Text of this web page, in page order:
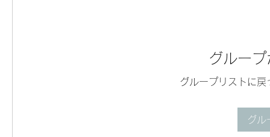
グルー
グループリストに
グル